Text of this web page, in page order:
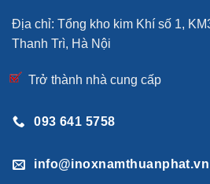
Địa chỉ: Tổng kho kim Khí số 1,
Thanh Trì, Hà Nội
Trở thành nhà cung cấp
093 641 5758
info@inoxnamthuanphat.vn